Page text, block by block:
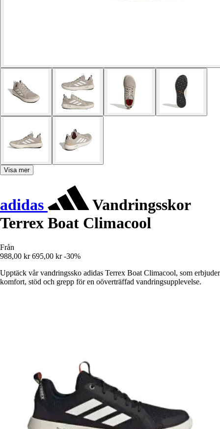
Visa mer
adidas
Vandringsskor
Terrex Boat Climacool
Från
988,00 kr 695,00 kr -30%
Upptäck vår vandringssko adidas Terrex Boat Climacool, som erbjuder
komfort, stöd och grepp för en oöverträffad vandringsupplevelse.